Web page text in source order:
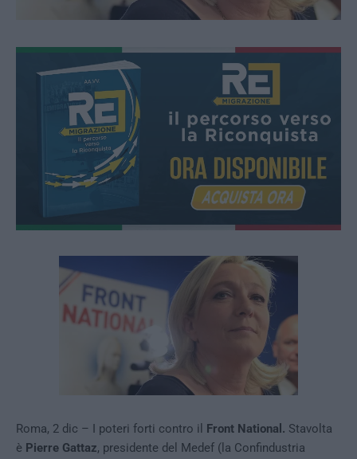
Roma, 2 dic – I poteri forti contro il Front National. Stavolta
è Pierre Gattaz, presidente del Medef (la Confindustria